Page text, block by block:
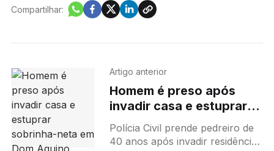
Compartilhar:
Artigo anterior
Homem é preso após
invadir casa e estuprar
sobrinha-neta em Dom
Aquino
Polícia Civil prende pedreiro de
40 anos após invadir residência